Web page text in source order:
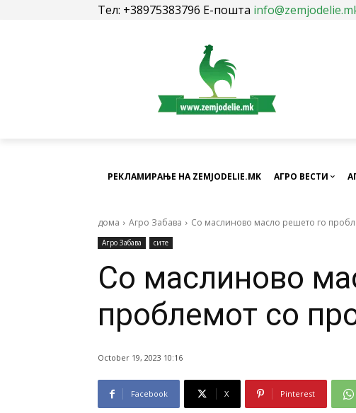
Тел: +38975383796 Е-пошта
РЕКЛАМИРАЊЕ НА ZEMJODELIE.MK АГРО ВЕСТИ
дома Агро Забава Со маслиново масло решето го
Агро Забава сите
Со маслиново
проблемот со
October 19, 2023 10:16
Facebook X Pinterest